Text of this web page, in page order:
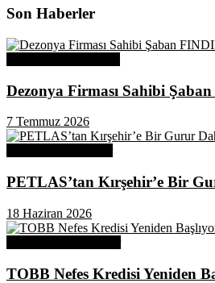
Son Haberler
Dezonya Firması Sahibi
7 Temmuz 2026
PETLAS’tan Kırşehir’e Bir
18 Haziran 2026
TOBB Nefes Kredisi Yeniden